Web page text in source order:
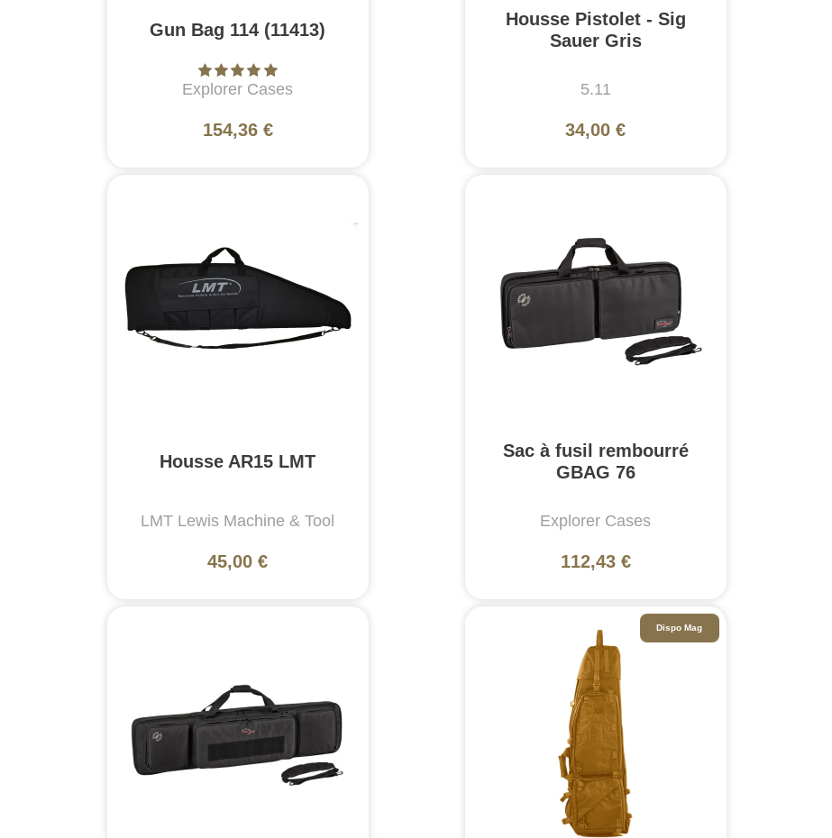
Gun Bag 114 (11413)
Explorer Cases
154,36 €
Housse Pistolet - Sig
Sauer Gris
5.11
34,00 €
Housse AR15 LMT
LMT Lewis Machine & Tool
45,00 €
Sac à fusil rembourré
GBAG 76
Explorer Cases
112,43 €
Dispo Mag